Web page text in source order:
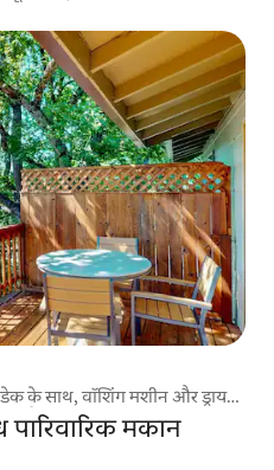
के साथ, वॉशिंग मशीन और ड्रायर
हैं
मकान